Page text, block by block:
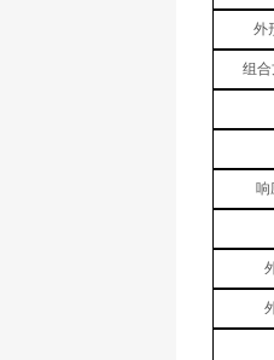
外
组
响